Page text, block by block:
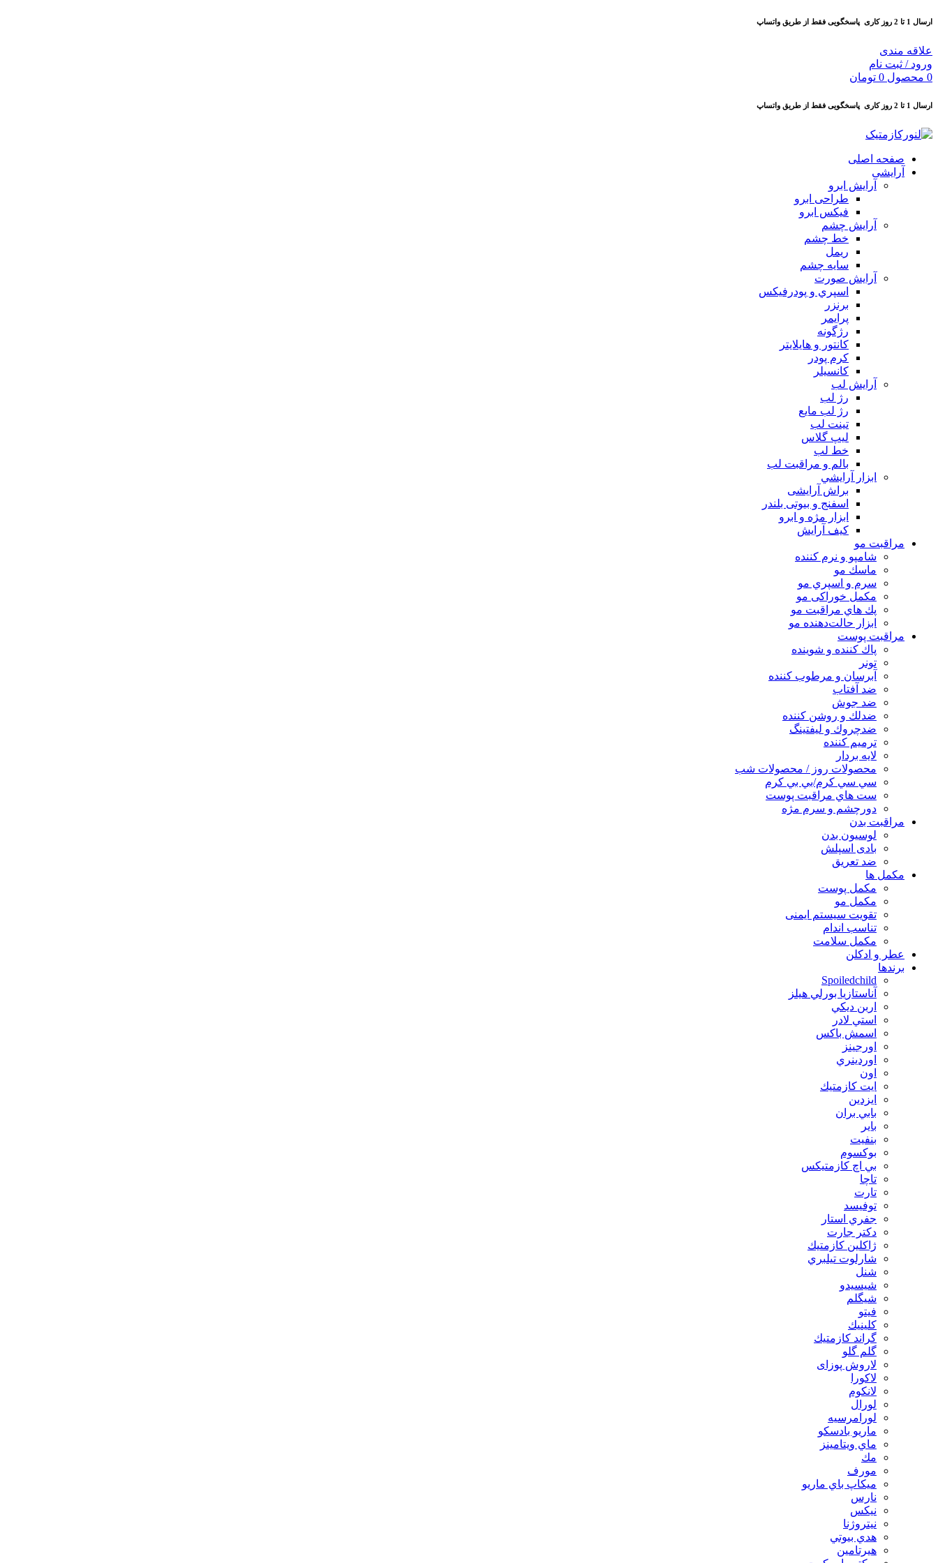
ارسال 1 تا 2 روز کاری پاسخگویی فقط از طریق واتساپ
علاقه مندی
ورود / ثبت نام
0 محصول 0 تومان
ارسال 1 تا 2 روز کاری پاسخگویی فقط از طریق واتساپ
صفحه اصلی
آرایشی
آرايش ابرو
طراحی ابرو
فیکس ابرو
آرايش چشم
خط چشم
ريمل
سايه چشم
آرايش صورت
اسپري و پودرفيكس
برنزر
پرايمر
رژگونه
كانتور و هايلايتر
كرم پودر
كانسيلر
آرايش لب
رژ لب
رژ لب مایع
تینت لب
لیپ گلاس
خط لب
بالم و مراقبت لب
ابزار آرايشي
براش آرایشی
اسفنج و بیوتی بلندر
ابزار مژه و ابرو
کیف آرایش
مراقبت مو
شامپو و نرم كننده
ماسك مو
سرم و اسپري مو
مكمل خوراكی مو
پك هاي مراقبت مو
ابزار حالت‌دهنده مو
مراقبت پوست
پاك كننده و شوينده
تونر
آبرسان و مرطوب كننده
ضد آفتاب
ضد جوش
ضدلك و روشن كننده
ضدچروك و ليفتينگ
ترميم كننده
لايه بردار
محصولات روز / محصولات شب
سي سي كرم/بي بي كرم
ست هاي مراقبت پوست
دورچشم و سرم مژه
مراقبت بدن
لوسیون بدن
بادی اسپلش
ضد تعریق
مكمل ها
مکمل پوست
مکمل مو
تقویت سیستم ایمنی
تناسب اندام
مکمل سلامت
عطر و ادکلن
برندها
Spoiledchild
آناستازيا بورلي هيلز
اربن ديكي
استي لادر
اسمش باكس
اورجينز
اوردينري
اون
ايت كازمتيك
ايزدين
بابي بران
بایر
بنفيت
بوكسوم
بي اچ كازمتيكس
تاچا
تارت
توفيسد
جفري استار
دكتر جارت
ژاكلين كازمتيك
شارلوت تيلبري
شنل
شيسيدو
شیگلم
فيتو
كلينيك
گراند كازمتيك
گلم گلو
لاروش پوزای
لاكورا
لانكوم
لورال
لورامرسيه
ماريو بادسكو
ماي ويتامينز
مك
مورف
ميكاپ باي ماريو
نارس
نيكس
نیتروژنا
هدي بيوتي
هیرتامین